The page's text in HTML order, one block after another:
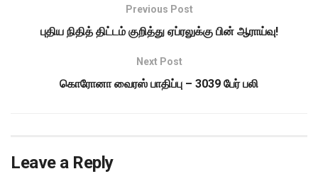
Previous Post
புதிய நிதித் திட்டம் குறித்து ஏப்ரலுக்கு பின் ஆராய்வு!
Next Post
கொரோனா வைரஸ் பாதிப்பு – 3039 பேர் பலி
Leave a Reply